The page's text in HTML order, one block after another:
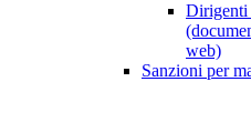
Dirigenti
web)
Sanzioni per